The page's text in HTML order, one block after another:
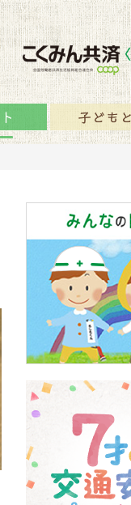
保障のヒント